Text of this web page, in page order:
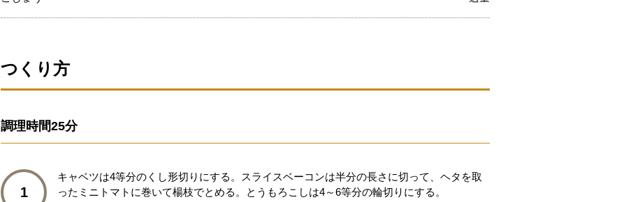
つくり方
調理時間25分
1
キャベツは4等分のくし形切りにする。スライスベーコンは半分の長さに切って、ヘタを取
ったミニトマトに巻いて楊枝でとめる。とうもろこしは4～6等分の輪切りにする。